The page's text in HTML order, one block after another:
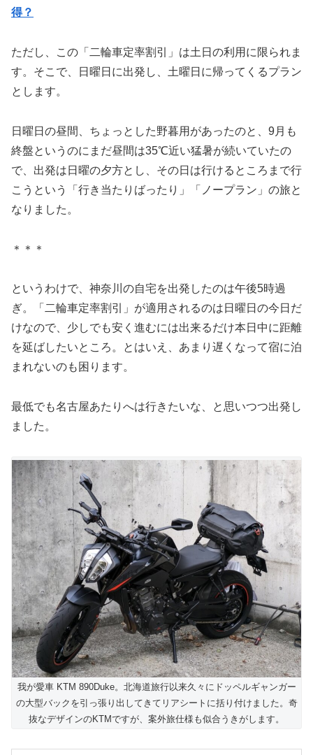
得？
ただし、この「二輪車定率割引」は土日の利用に限られま
す。そこで、日曜日に出発し、土曜日に帰ってくるプラン
とします。
日曜日の昼間、ちょっとした野暮用があったのと、9月も
終盤というのにまだ昼間は35℃近い猛暑が続いていたの
で、出発は日曜の夕方とし、その日は行けるところまで行
こうという「行き当たりばったり」「ノープラン」の旅と
なりました。
＊＊＊
というわけで、神奈川の自宅を出発したのは午後5時過
ぎ。「二輪車定率割引」が適用されるのは日曜日の今日だ
けなので、少しでも安く進むには出来るだけ本日中に距離
を延ばしたいところ。とはいえ、あまり遅くなって宿に泊
まれないのも困ります。
最低でも名古屋あたりへは行きたいな、と思いつつ出発し
ました。
我が愛車 KTM 890Duke。北海道旅行以来久々にドッペルギャンガー
の大型バックを引っ張り出してきてリアシートに括り付けました。奇
抜なデザインのKTMですが、案外旅仕様も似合うきがします。